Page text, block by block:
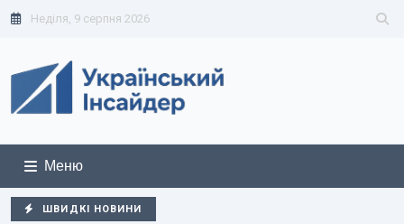
Неділя, 9 серпня 2026
Меню
ШВИДКІ НОВИНИ